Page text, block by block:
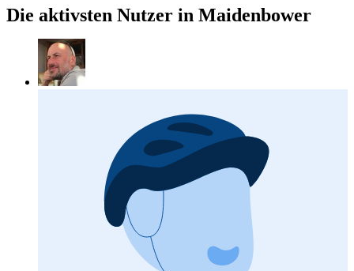
Die aktivsten Nutzer in Maidenbower